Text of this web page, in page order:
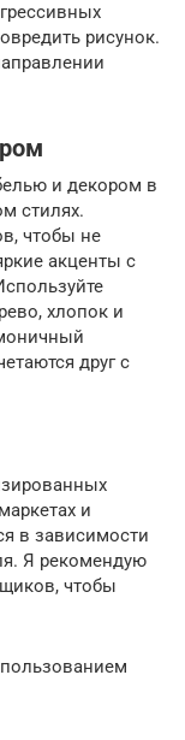
рисунок.
и декором в
стилях.
чтобы не
акценты с
хлопок и
друг с
и
в зависимости
Я рекомендую
чтобы